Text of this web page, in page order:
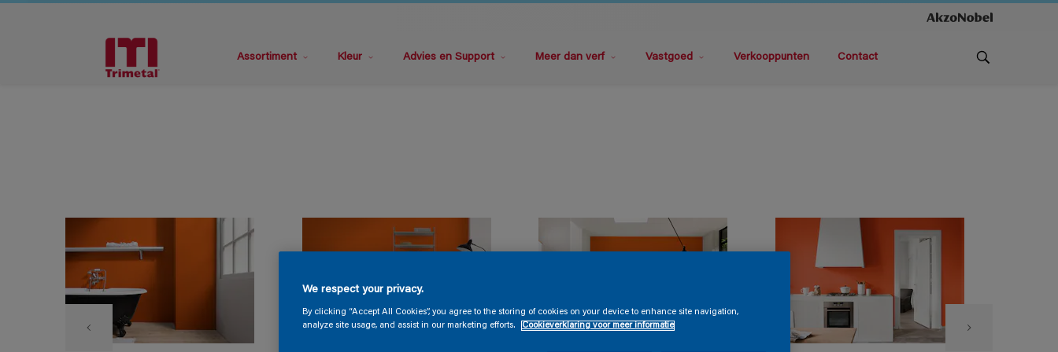
Assortiment Kleur Advies en Support Meer dan verf Vastgoed Verkooppunten Contact
We respect your privacy.
By clicking “Accept All Cookies”, you agree to the storing of cookies on your device to enhance site navigation,
analyze site usage, and assist in our marketing efforts.
Cookieverklaring voor meer informatie